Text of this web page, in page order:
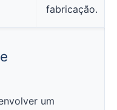
fabricação.
um